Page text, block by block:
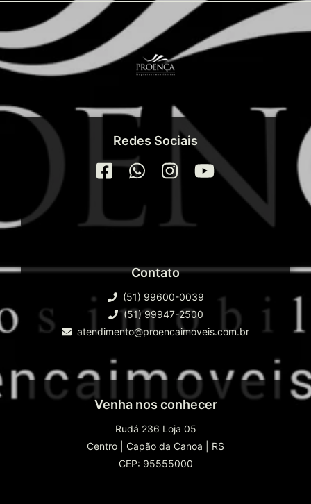
Redes Sociais
Contato
(51) 99600-0039
(51) 99947-2500
atendimento@proencaimoveis.com.br
Venha nos conhecer
Rudá 236 Loja 05
Centro
Capão da Canoa
RS
CEP: 95555000